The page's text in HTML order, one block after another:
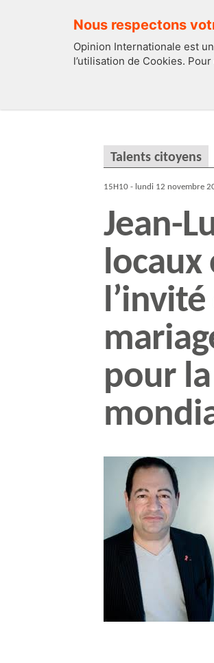
Nous respectons
Opinion Internationale est
l’utilisation de Cookies.
Talents citoyens
15H10 - lundi 12 novembre
Jean-
locaux
l’invité
pour